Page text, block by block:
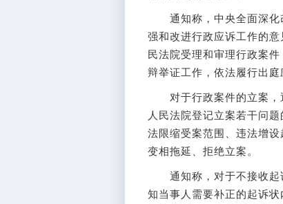
通知称，中央全面深化
强和改进行政应诉工作的
民法院受理和审理行政案
辩举证工作，依法履行出庭
对于行政案件的立案，
人民法院登记立案若干问
法限缩受案范围、违法增
变相拖延、拒绝立案。
通知称，对于不接收起
知当事人需要补正的起诉